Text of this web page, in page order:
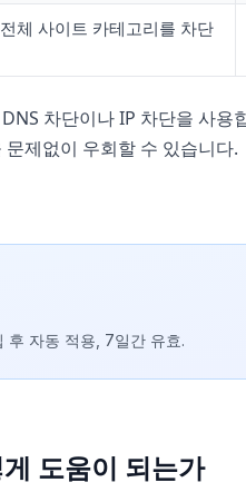
체 사이트 카테고리를 차단
차단이나 IP 차단을 사
제없이 우회할 수 있습니다.
자동 적용, 7일간 유효.
도움이 되는가